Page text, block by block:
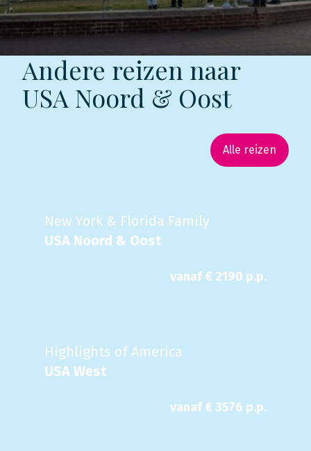
Andere reizen naar
USA Noord & Oost
Alle reizen
New York & Florida Family
USA Noord & Oost
vanaf € 2190 p.p.
Highlights of America
USA West
vanaf € 3576 p.p.